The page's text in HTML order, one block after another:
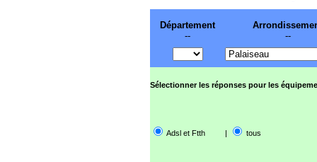
Département
--
--
Sélectionner les réponses pour les
Adsl et Ftth | tous